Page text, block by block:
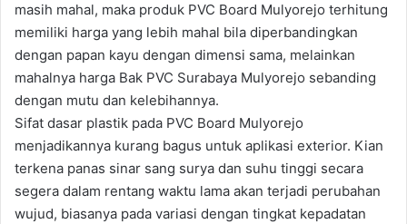
masih mahal, maka produk PVC Board Mulyorejo terhitung
memiliki harga yang lebih mahal bila diperbandingkan
dengan papan kayu dengan dimensi sama, melainkan
mahalnya harga Bak PVC Surabaya Mulyorejo sebanding
dengan mutu dan kelebihannya.
Sifat dasar plastik pada PVC Board Mulyorejo
menjadikannya kurang bagus untuk aplikasi exterior. Kian
terkena panas sinar sang surya dan suhu tinggi secara
segera dalam rentang waktu lama akan terjadi perubahan
wujud, biasanya pada variasi dengan tingkat kepadatan